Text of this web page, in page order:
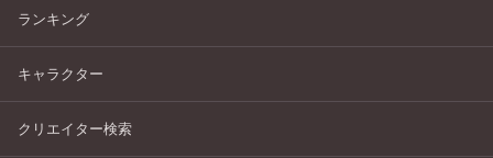
ランキング
キャラクター
クリエイター検索